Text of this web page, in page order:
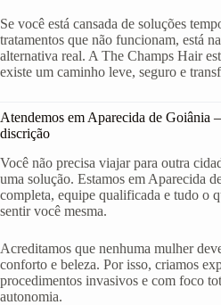
Se você está cansada de soluções
tratamentos que não funcionam, está
alternativa real. A The Champs Hair
existe um caminho leve, seguro e
Atendemos em Aparecida de Goiânia
discrição
Você não precisa viajar para outra
uma solução. Estamos em Aparecida
completa, equipe qualificada e tudo o
sentir você mesma.
Acreditamos que nenhuma mulher
conforto e beleza. Por isso, criamos
procedimentos invasivos e com foco
autonomia.